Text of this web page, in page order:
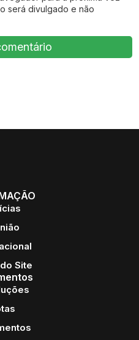
será divulgado e não
Site